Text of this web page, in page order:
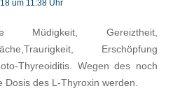
um 11:38 Uhr
Müdigkeit, Gereiztheit,
Erschöpfung
Thyreoiditis. Wegen des noch
Dosis des L-Thyroxin werden.